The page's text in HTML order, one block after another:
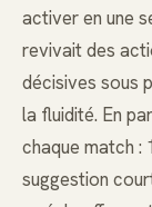
activer en une
revivait des
décisives sous
la fluidité. En
chaque match :
suggestion